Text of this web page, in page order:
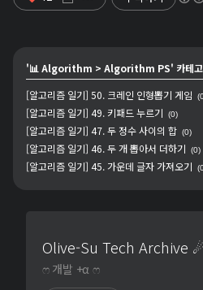
'📊 Algorithm > Algorithm PS' 카테
[알고리즘 일기] 50. 크레인 인형뽑기 게임
[알고리즘 일기] 49. 키패드 누르기
(0)
[알고리즘 일기] 47. 두 정수 사이의 합 (0)
[알고리즘 일기] 46. 두 개 뽑아서 더하기
(0)
[알고리즘 일기] 45. 가운데 글자 가져오기
Olive-Su Tech Archive
ෆ 개발 +α ෆ